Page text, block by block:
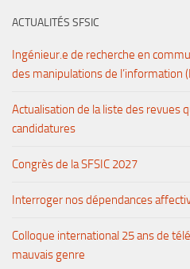
ACTUALITÉS SFSIC
Ingénieur.e de recherche en
des manipulations de l’information
Actualisation de la liste des revues
candidatures
Congrès de la SFSIC 2027
Interroger nos dépendances
Colloque international 25 ans de
mauvais genre